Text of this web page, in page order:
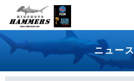
ニュース